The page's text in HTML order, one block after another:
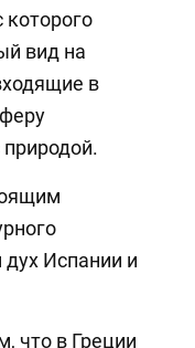
которого
вид на
в
Испании и
что в Греции